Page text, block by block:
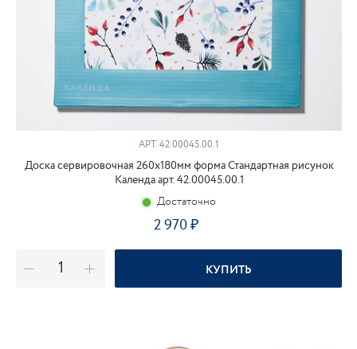
АРТ.42.00045.00.1
Доска сервировочная 260х180мм форма Стандартная рисунок
Календа арт. 42.00045.00.1
Достаточно
2 970
КУПИТЬ